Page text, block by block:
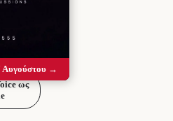
ως
Αυγούστου →